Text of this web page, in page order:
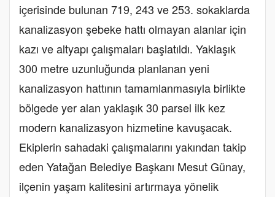
içerisinde bulunan 719, 243 ve 253. sokaklarda
kanalizasyon şebeke hattı olmayan alanlar için
kazı ve altyapı çalışmaları başlatıldı. Yaklaşık
300 metre uzunluğunda planlanan yeni
kanalizasyon hattının tamamlanmasıyla birlikte
bölgede yer alan yaklaşık 30 parsel ilk kez
modern kanalizasyon hizmetine kavuşacak.
Ekiplerin sahadaki çalışmalarını yakından takip
eden Yatağan Belediye Başkanı Mesut Günay,
ilçenin yaşam kalitesini artırmaya yönelik